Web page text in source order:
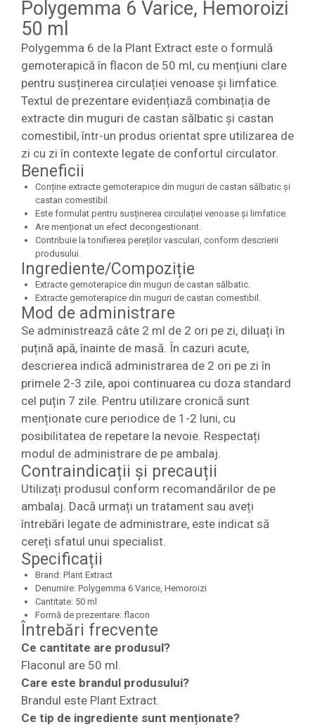
Polygemma 6 Varice, Hemoroizi
50 ml
Polygemma 6 de la Plant Extract este o formulă
gemoterapică în flacon de 50 ml, cu mențiuni clare
pentru susținerea circulației venoase și limfatice.
Textul de prezentare evidențiază combinația de
extracte din muguri de castan sălbatic și castan
comestibil, într-un produs orientat spre utilizarea de
zi cu zi în contexte legate de confortul circulator.
Beneficii
Conține extracte gemoterapice din muguri de castan sălbatic și
castan comestibil.
Este formulat pentru susținerea circulației venoase și limfatice.
Are menționat un efect decongestionant.
Contribuie la tonifierea pereților vasculari, conform descrierii
produsului.
Ingrediente/Compoziție
Extracte gemoterapice din muguri de castan sălbatic.
Extracte gemoterapice din muguri de castan comestibil.
Mod de administrare
Se administrează câte 2 ml de 2 ori pe zi, diluați în
puțină apă, înainte de masă. În cazuri acute,
descrierea indică administrarea de 2 ori pe zi în
primele 2-3 zile, apoi continuarea cu doza standard
cel puțin 7 zile. Pentru utilizare cronică sunt
menționate cure periodice de 1-2 luni, cu
posibilitatea de repetare la nevoie. Respectați
modul de administrare de pe ambalaj.
Contraindicații și precauții
Utilizați produsul conform recomandărilor de pe
ambalaj. Dacă urmați un tratament sau aveți
întrebări legate de administrare, este indicat să
cereți sfatul unui specialist.
Specificații
Brand: Plant Extract
Denumire: Polygemma 6 Varice, Hemoroizi
Cantitate: 50 ml
Formă de prezentare: flacon
Întrebări frecvente
Ce cantitate are produsul?
Flaconul are 50 ml.
Care este brandul produsului?
Brandul este Plant Extract.
Ce tip de ingrediente sunt menționate?